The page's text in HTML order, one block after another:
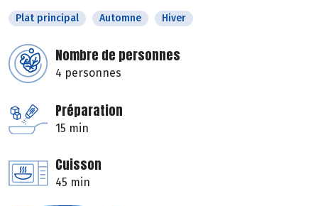
Plat principal Automne Hiver
Nombre de personnes
4 personnes
Préparation
15 min
Cuisson
45 min